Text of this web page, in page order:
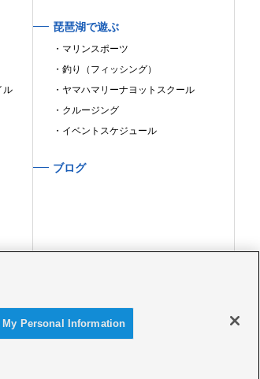
ル
琵琶湖で遊ぶ
マリンスポーツ
釣り（フィッシング）
ヤマハマリーナヨットスクール
クルージング
イベントスケジュール
ブログ
My Personal Information